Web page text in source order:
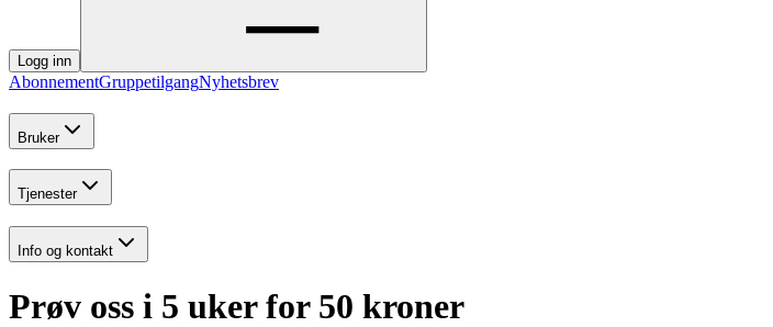
Logg inn
AbonnementGruppetilgangNyhetsbrev
Bruker
Tjenester
Info og kontakt
Prøv oss i 5 uker for 50 kroner